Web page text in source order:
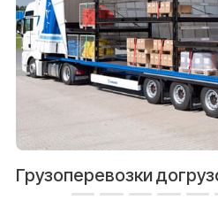
Грузоперевозки